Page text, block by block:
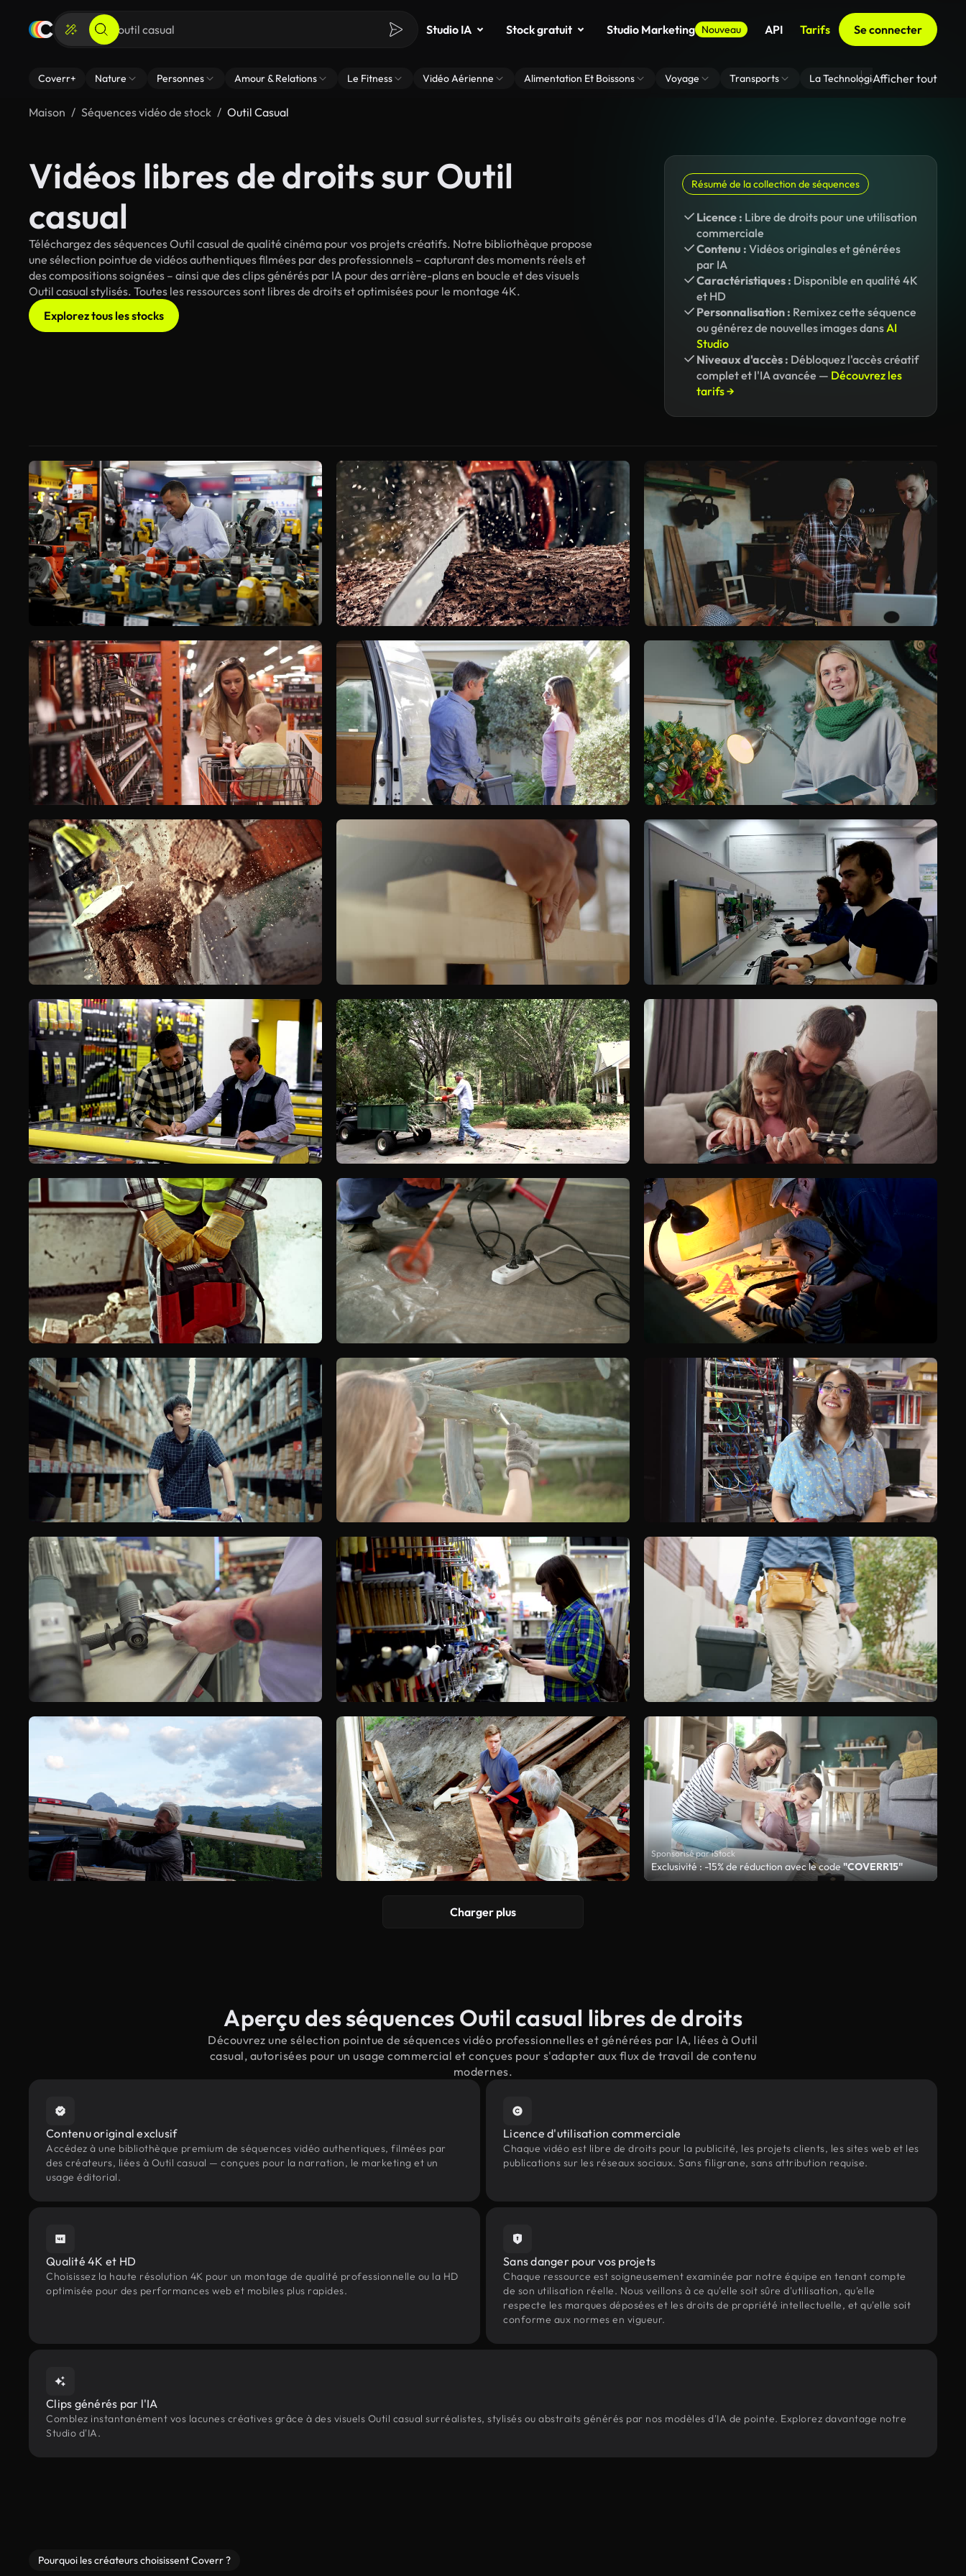
Studio IA Stock gratuit Studio Marketing Nouveau API Tarifs Se connecter
Coverr+ Nature Personnes Amour & Relations Le Fitness Vidéo Aérienne Alimentation Et Boissons Voyage Transports La Technologie Zoom En
Afficher tout
Maison Séquences vidéo de stock Outil Casual
Vidéos libres de droits sur Outil
casual
Téléchargez des séquences Outil casual de qualité cinéma pour vos projets créatifs. Notre bibliothèque propose
une sélection pointue de vidéos authentiques filmées par des professionnels – capturant des moments réels et
des compositions soignées – ainsi que des clips générés par IA pour des arrière-plans en boucle et des visuels
Outil casual stylisés. Toutes les ressources sont libres de droits et optimisées pour le montage 4K.
Explorez tous les stocks
Résumé de la collection de séquences
Licence : Libre de droits pour une utilisation
commerciale
Contenu : Vidéos originales et générées
par IA
Caractéristiques : Disponible en qualité 4K
et HD
Personnalisation : Remixez cette séquence
ou générez de nouvelles images dansAI
Studio
Niveaux d'accès : Débloquez l'accès créatif
complet et l'IA avancée — Découvrez les
tarifs →
Sponsorisé par iStock
Exclusivité : -15% de réduction avec le code"COVERR15"
Charger plus
Aperçu des séquences Outil casual libres de droits
Découvrez une sélection pointue de séquences vidéo professionnelles et générées par IA, liées à Outil
casual, autorisées pour un usage commercial et conçues pour s'adapter aux flux de travail de contenu
modernes.
Contenu original exclusif
Accédez à une bibliothèque premium de séquences vidéo authentiques, filmées par
des créateurs, liées à Outil casual — conçues pour la narration, le marketing et un
usage éditorial.
Licence d'utilisation commerciale
Chaque vidéo est libre de droits pour la publicité, les projets clients, les sites web et les
publications sur les réseaux sociaux. Sans filigrane, sans attribution requise.
Qualité 4K et HD
Choisissez la haute résolution 4K pour un montage de qualité professionnelle ou la HD
optimisée pour des performances web et mobiles plus rapides.
Sans danger pour vos projets
Chaque ressource est soigneusement examinée par notre équipe en tenant compte
de son utilisation réelle. Nous veillons à ce qu'elle soit sûre d'utilisation, qu'elle
respecte les marques déposées et les droits de propriété intellectuelle, et qu'elle soit
conforme aux normes en vigueur.
Clips générés par l'IA
Comblez instantanément vos lacunes créatives grâce à des visuels Outil casual surréalistes, stylisés ou abstraits générés par nos modèles d'IA de pointe. Explorez davantage notre
Studio d'IA.
Pourquoi les créateurs choisissent Coverr ?